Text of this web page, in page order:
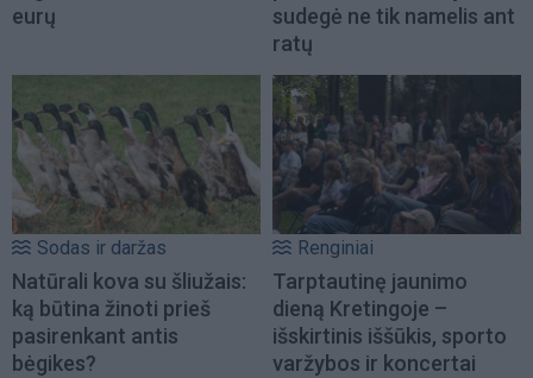
eurų
sudegė ne tik namelis ant
ratų
Sodas ir daržas
Natūrali kova su šliužais:
ką būtina žinoti prieš
pasirenkant antis
bėgikes?
Renginiai
Tarptautinę jaunimo
dieną Kretingoje –
išskirtinis iššūkis, sporto
varžybos ir koncertai